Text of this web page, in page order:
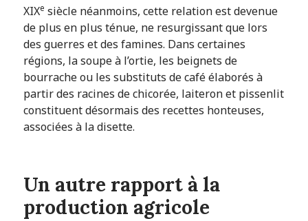
XIXe siècle néanmoins, cette relation est devenue
de plus en plus ténue, ne resurgissant que lors
des guerres et des famines. Dans certaines
régions, la soupe à l’ortie, les beignets de
bourrache ou les substituts de café élaborés à
partir des racines de chicorée, laiteron et pissenlit
constituent désormais des recettes honteuses,
associées à la disette.
Un autre rapport à la
production agricole